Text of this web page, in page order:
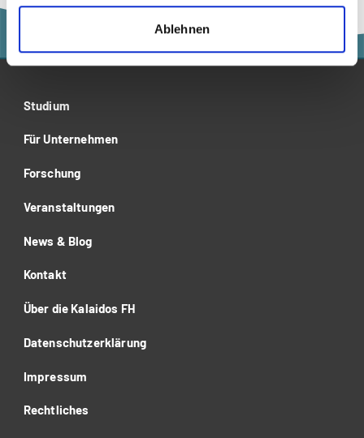
Ablehnen
Studium
Für Unternehmen
Forschung
Veranstaltungen
News & Blog
Kontakt
Über die Kalaidos FH
Datenschutzerklärung
Impressum
Rechtliches